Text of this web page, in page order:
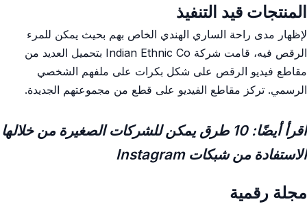
المنتجات قيد التنفيذ
لإظهار مدى راحة الساري الهندي الخاص بهم بحيث يمكن للمرء
الرقص فيه، قامت شركة Indian Ethnic Co بتحميل العديد من
مقاطع فيديو الرقص على شكل بكرات على ملفهم الشخصي
الرسمي. تركز مقاطع الفيديو على قطع من مجموعتهم الجديدة.
اقرأ أيضًا: 10 طرق يمكن للشركات الصغيرة من خلالها
الاستفادة من شبكات Instagram
مجلة رقمية